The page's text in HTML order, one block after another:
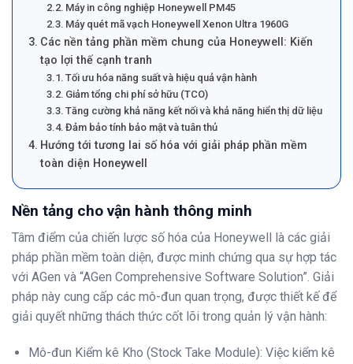
Máy in công nghiệp Honeywell PM45
Máy quét mã vạch Honeywell Xenon Ultra 1960G
Các nền tảng phần mềm chung của Honeywell: Kiến
tạo lợi thế cạnh tranh
Tối ưu hóa năng suất và hiệu quả vận hành
Giảm tổng chi phí sở hữu (TCO)
Tăng cường khả năng kết nối và khả năng hiển thị dữ liệu
Đảm bảo tính bảo mật và tuân thủ
Hướng tới tương lai số hóa với giải pháp phần mềm
toàn diện Honeywell
Nền tảng cho vận hành thông minh
Tâm điểm của chiến lược số hóa của Honeywell là các giải
pháp phần mềm toàn diện, được minh chứng qua sự hợp tác
với AGen và “AGen Comprehensive Software Solution”. Giải
pháp này cung cấp các mô-đun quan trọng, được thiết kế để
giải quyết những thách thức cốt lõi trong quản lý vận hành:
Mô-đun Kiểm kê Kho (Stock Take Module): Việc kiểm kê